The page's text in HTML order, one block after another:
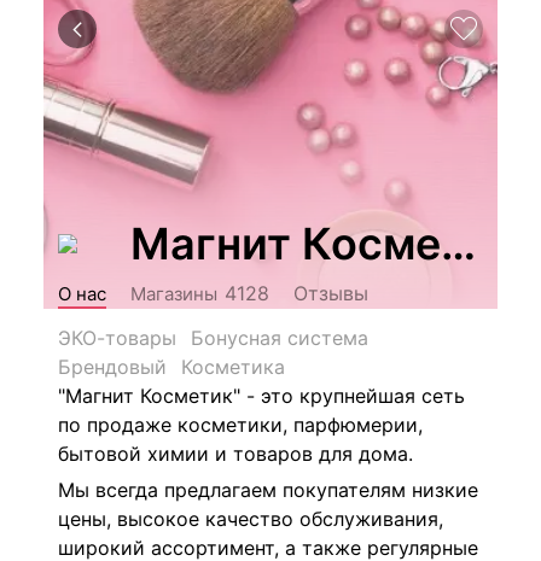
Магнит Косметик
О нас Магазины 4128
Отзывы
ЭКО-товары
Бонусная система
Брендовый
Косметика
"Магнит Косметик" - это крупнейшая сеть
по продаже косметики, парфюмерии,
бытовой химии и товаров для дома.
Мы всегда предлагаем покупателям низкие
цены, высокое качество обслуживания,
широкий ассортимент, а также регулярные